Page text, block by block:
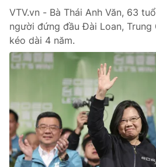
VTV.vn - Bà Thái Anh Văn, 63
người đứng đầu Đài Loan, Trung
kéo dài 4 năm.